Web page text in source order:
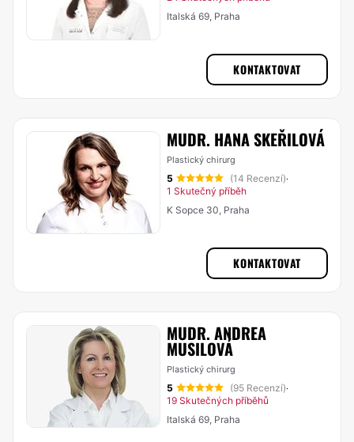
Italská 69, Praha
KONTAKTOVAT
MUDR. HANA SKEŘILOVÁ
Plastický chirurg
5 (14 Recenzí)·
1 Skutečný příběh
K Sopce 30, Praha
KONTAKTOVAT
MUDR. ANDREA
MUSILOVÁ
Plastický chirurg
5 (95 Recenzí)·
19 Skutečných příběhů
Italská 69, Praha